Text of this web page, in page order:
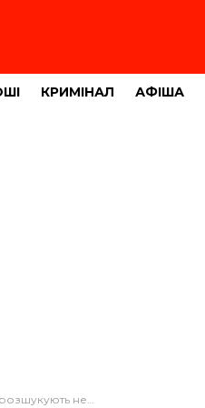
КРИМІНАЛ АФІША
чоловіка з Луганщини (ФОТО)